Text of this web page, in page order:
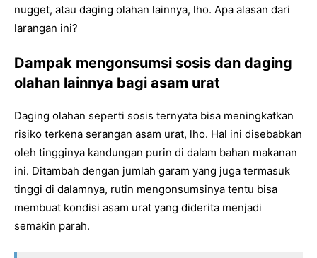
nugget, atau daging olahan lainnya, lho. Apa alasan dari
larangan ini?
Dampak mengonsumsi sosis dan daging
olahan lainnya bagi asam urat
Daging olahan seperti sosis ternyata bisa meningkatkan
risiko terkena serangan asam urat, lho. Hal ini disebabkan
oleh tingginya kandungan purin di dalam bahan makanan
ini. Ditambah dengan jumlah garam yang juga termasuk
tinggi di dalamnya, rutin mengonsumsinya tentu bisa
membuat kondisi asam urat yang diderita menjadi
semakin parah.